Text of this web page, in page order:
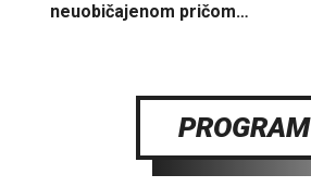
neuobičajenom pričom…
PROGRAM